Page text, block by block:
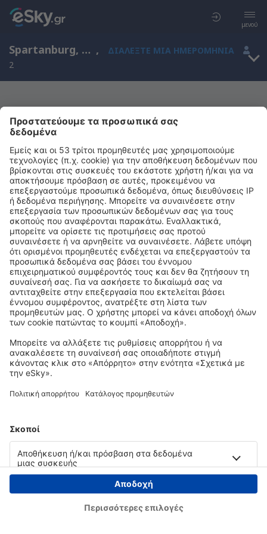
μενού
Spartanburg, South Carolina, Ηνωμένες Πολιτείες Αμερικής ,
ΔΙΑΛΈΞΤΕ ΜΙΑ ΗΜΕΡΟΜΗΝΊΑ
2
Μας συγχωρείτε, δεν υπάρχουν
αποτελέσματα για την αναζήτησή σας
Προσπαθήστε να κάνετε αναζήτηση με διαφορετικά κριτήρια
Copyright © eSky.gr. Με την επιφύλαξη παντός νομίμου δικαιώματος.